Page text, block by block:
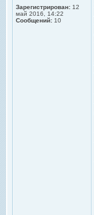
Зарегистрирован: 12
май 2016, 14:22
Сообщений: 10